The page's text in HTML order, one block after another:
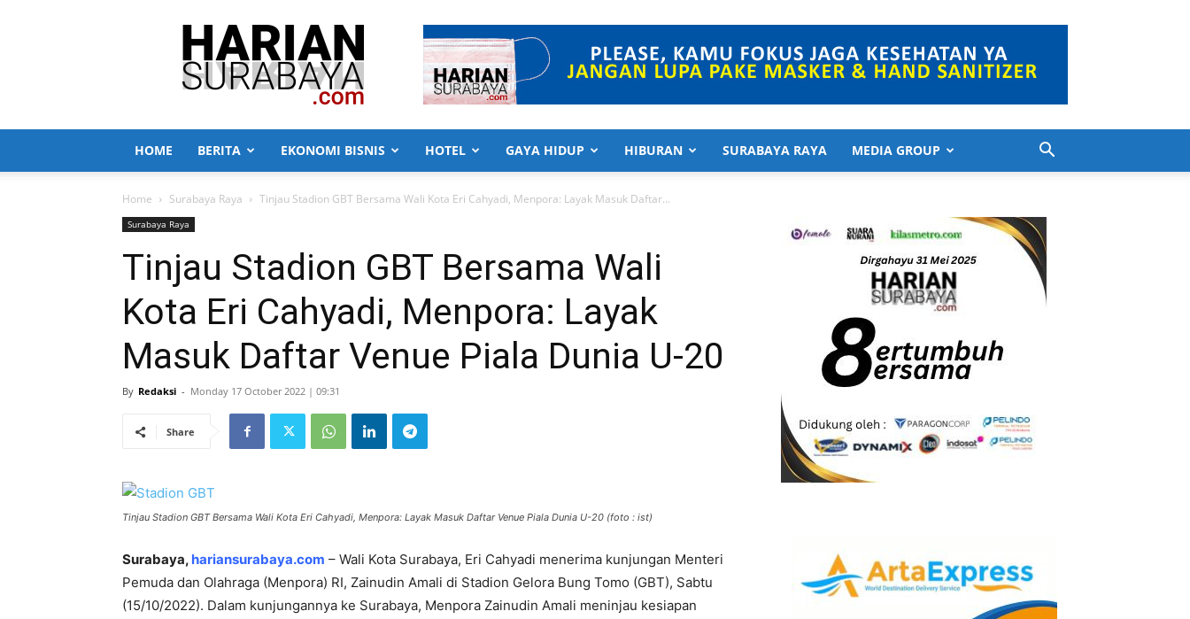
Harian
Surabaya
HOME BERITA EKONOMI BISNIS HOTEL GAYA HIDUP HIBURAN SURABAYA RAYA MEDIA GROUP
Home Surabaya Raya Tinjau Stadion GBT Bersama Wali Kota Eri Cahyadi, Menpora: Layak Masuk Daftar...
Surabaya Raya
Tinjau Stadion GBT Bersama Wali
Kota Eri Cahyadi, Menpora: Layak
Masuk Daftar Venue Piala Dunia U-20
By Redaksi - Monday 17 October 2022 | 09:31
Share
Tinjau Stadion GBT Bersama Wali Kota Eri Cahyadi, Menpora: Layak Masuk Daftar Venue Piala Dunia U-20 (foto : ist)
Surabaya, hariansurabaya.com – Wali Kota Surabaya, Eri Cahyadi menerima kunjungan Menteri
Pemuda dan Olahraga (Menpora) RI, Zainudin Amali di Stadion Gelora Bung Tomo (GBT), Sabtu
(15/10/2022). Dalam kunjungannya ke Surabaya, Menpora Zainudin Amali meninjau kesiapan